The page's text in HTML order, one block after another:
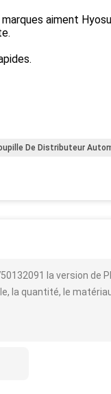
aiment
De Distributeur
la version de
la quantité, le